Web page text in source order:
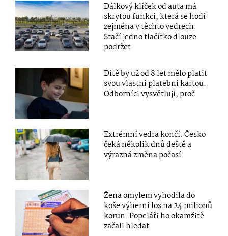
Dálkový klíček od auta má
skrytou funkci, která se hodí
zejména v těchto vedrech.
Stačí jedno tlačítko dlouze
podržet
Dítě by už od 8 let mělo platit
svou vlastní platební kartou.
Odborníci vysvětlují, proč
Extrémní vedra končí. Česko
čeká několik dnů deště a
výrazná změna počasí
Žena omylem vyhodila do
koše výherní los na 24 milionů
korun. Popeláři ho okamžitě
začali hledat